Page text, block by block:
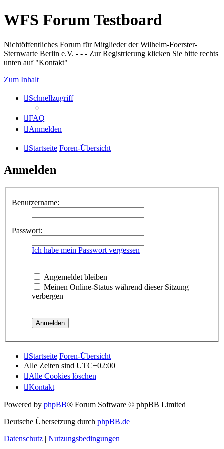
WFS Forum Testboard
Nichtöffentliches Forum für Mitglieder der Wilhelm-Foerster-
Sternwarte Berlin e.V. - - - Zur Registrierung klicken Sie bitte rechts
unten auf "Kontakt"
Zum Inhalt
Schnellzugriff
FAQ
Anmelden
Startseite Foren-Übersicht
Anmelden
Benutzername:
Passwort:
Ich habe mein Passwort vergessen
Angemeldet bleiben
Meinen Online-Status während dieser Sitzung
verbergen
Startseite Foren-Übersicht
Alle Zeiten sind UTC+02:00
Alle Cookies löschen
Kontakt
Powered by phpBB® Forum Software © phpBB Limited
Deutsche Übersetzung durch phpBB.de
Datenschutz | Nutzungsbedingungen